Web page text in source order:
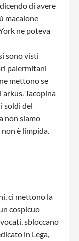
di avere
macaione
ne poteva
sono visti
palermitani
mettono se
Tacopina
soldi del
non siamo
è limpida.
ci mettono la
cospicuo
sbloccano
in Lega,